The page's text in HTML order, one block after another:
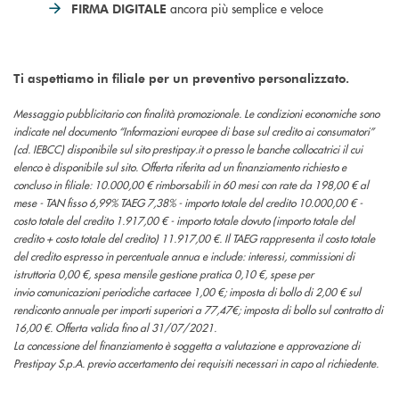
FIRMA DIGITALE ancora più semplice e veloce
Ti aspettiamo in filiale per un preventivo personalizzato.
Messaggio pubblicitario con finalità promozionale. Le condizioni economiche sono
indicate nel documento “Informazioni europee di base sul credito ai consumatori”
(cd. IEBCC) disponibile sul sito prestipay.it o presso le banche collocatrici il cui
elenco è disponibile sul sito. Offerta riferita ad un finanziamento richiesto e
concluso in filiale: 10.000,00 € rimborsabili in 60 mesi con rate da 198,00 € al
mese - TAN fisso 6,99% TAEG 7,38% - importo totale del credito 10.000,00 € -
costo totale del credito 1.917,00 € - importo totale dovuto (importo totale del
credito + costo totale del credito) 11.917,00 €. Il TAEG rappresenta il costo totale
del credito espresso in percentuale annua e include: interessi, commissioni di
istruttoria 0,00 €, spesa mensile gestione pratica 0,10 €, spese per
invio comunicazioni periodiche cartacee 1,00 €; imposta di bollo di 2,00 € sul
rendiconto annuale per importi superiori a 77,47€; imposta di bollo sul contratto di
16,00 €. Offerta valida fino al 31/07/2021.
La concessione del finanziamento è soggetta a valutazione e approvazione di
Prestipay S.p.A. previo accertamento dei requisiti necessari in capo al richiedente.